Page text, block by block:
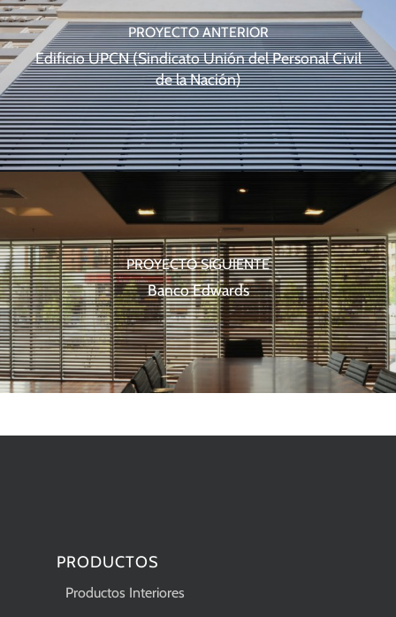
PROYECTO ANTERIOR
Edificio UPCN (Sindicato Unión del Personal Civil
de la Nación)
PROYECTO SIGUIENTE
Banco Edwards
PRODUCTOS
Productos Interiores